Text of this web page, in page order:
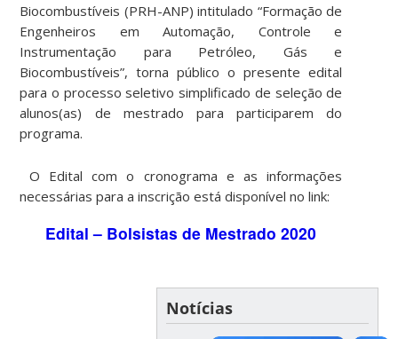
Biocombustíveis (PRH-ANP) intitulado “Formação de
Engenheiros em Automação, Controle e
Instrumentação para Petróleo, Gás e
Biocombustíveis”, torna público o presente edital
para o processo seletivo simplificado de seleção de
alunos(as) de mestrado para participarem do
programa.
O Edital com o cronograma e as informações
necessárias para a inscrição está disponível no link:
Edital – Bolsistas de Mestrado 2020
Notícias